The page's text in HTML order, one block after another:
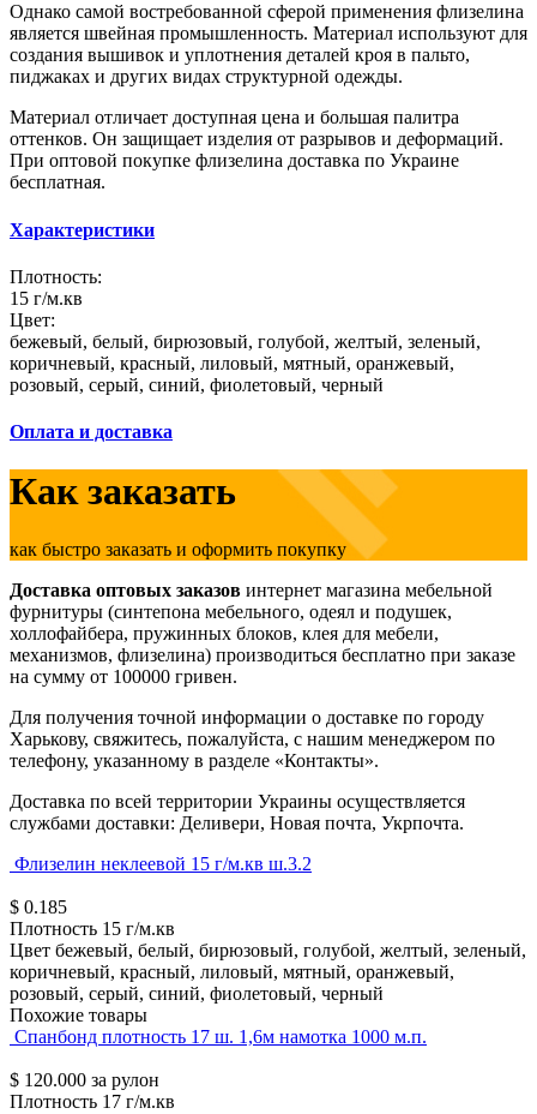
Однако самой востребованной сферой применения флизелина
является швейная промышленность. Материал используют для
создания вышивок и уплотнения деталей кроя в пальто,
пиджаках и других видах структурной одежды.
Материал отличает доступная цена и большая палитра
оттенков. Он защищает изделия от разрывов и деформаций.
При оптовой покупке флизелина доставка по Украине
бесплатная.
Характеристики
Плотность:
15 г/м.кв
Цвет:
бежевый, белый, бирюзовый, голубой, желтый, зеленый,
коричневый, красный, лиловый, мятный, оранжевый,
розовый, серый, синий, фиолетовый, черный
Оплата и доставка
Как заказать
как быстро заказать и оформить покупку
Доставка оптовых заказов интернет магазина мебельной
фурнитуры (синтепона мебельного, одеял и подушек,
холлофайбера, пружинных блоков, клея для мебели,
механизмов, флизелина) производиться бесплатно при заказе
на сумму от 100000 гривен.
Для получения точной информации о доставке по городу
Харькову, свяжитесь, пожалуйста, с нашим менеджером по
телефону, указанному в разделе «Контакты».
Доставка по всей территории Украины осуществляется
службами доставки: Деливери, Новая почта, Укрпочта.
Флизелин неклеевой 15 г/м.кв ш.3.2
$ 0.185
Плотность 15 г/м.кв
Цвет бежевый, белый, бирюзовый, голубой, желтый, зеленый,
коричневый, красный, лиловый, мятный, оранжевый,
розовый, серый, синий, фиолетовый, черный
Похожие товары
Спанбонд плотность 17 ш. 1,6м намотка 1000 м.п.
$ 120.000 за рулон
Плотность 17 г/м.кв